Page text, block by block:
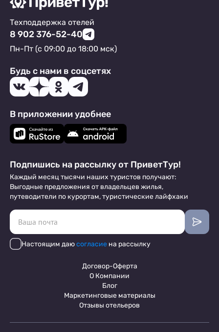
Техподдержка отелей
8 902 376-52-40
Пн-Пт (с 09:00 до 18:00 мск)
Будь с нами в соцсетях
В приложении удобнее
Подпишись на рассылку от ПриветТур!
Каждый месяц тысячи наших туристов получают:
Выгодные предложения от владельцев жилья,
путеводители по курортам, туристические лайфхаки
Настоящим даюсогласие на рассылку
Договор-Оферта
О Компании
Блог
Маркетинговые материалы
Отзывы отельеров